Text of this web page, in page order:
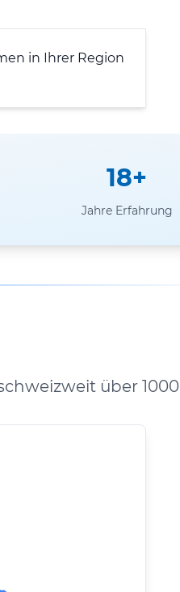
in Ihrer Region
18+
Jahre Erfahrung
über 1000